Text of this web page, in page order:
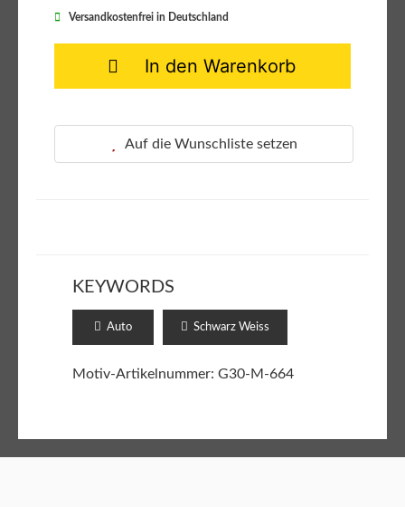
Versandkostenfrei in Deutschland
In den Warenkorb
Auf die Wunschliste setzen
KEYWORDS
Auto Schwarz Weiss
Motiv-Artikelnummer: G30-M-664